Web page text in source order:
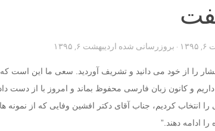
· بروزرسانی شده اردیبهشت ۶, ۱۳۹۵
را از خود می دانید و تشریف آوردید. سعی ما این است که
و کانون زبان فارسی محفوظ بماند و امروز با از دست
انتخاب کردیم، جناب آقای دکتر افشین وفایی که از نمونه
ادامه دهند.”